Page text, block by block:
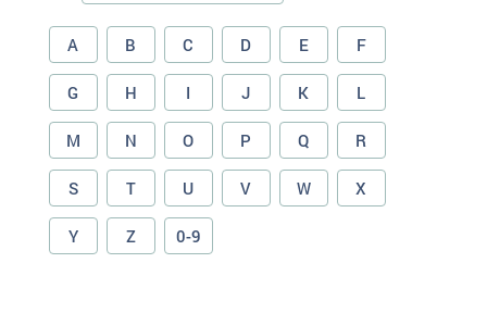
A B C D E F
G H I J K L
M N O P Q R
S T U V W X
Y Z 0-9